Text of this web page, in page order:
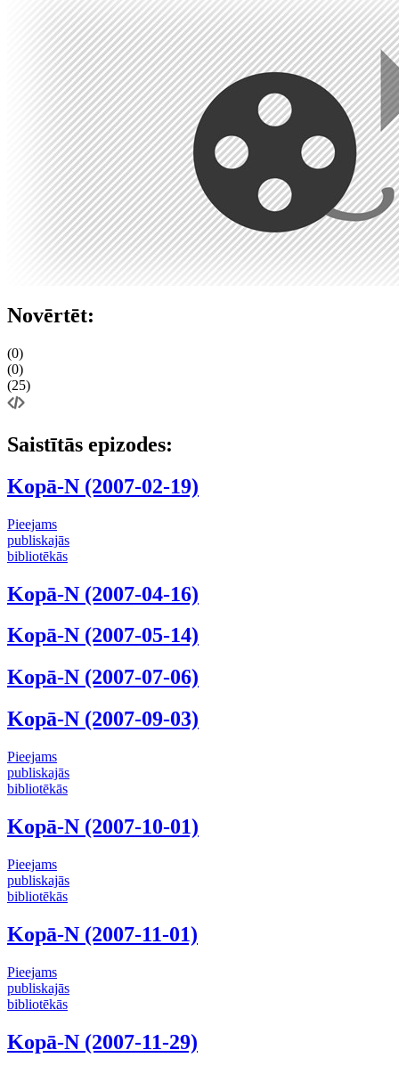
Novērtēt:
(0)
(0)
(25)
Saistītās epizodes:
Kopā-N (2007-02-19)
Pieejams
publiskajās
bibliotēkās
Kopā-N (2007-04-16)
Kopā-N (2007-05-14)
Kopā-N (2007-07-06)
Kopā-N (2007-09-03)
Pieejams
publiskajās
bibliotēkās
Kopā-N (2007-10-01)
Pieejams
publiskajās
bibliotēkās
Kopā-N (2007-11-01)
Pieejams
publiskajās
bibliotēkās
Kopā-N (2007-11-29)